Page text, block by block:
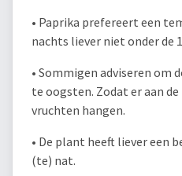
• Paprika prefereert een
nachts liever niet onder de
• Sommigen adviseren om
te oogsten. Zodat er aan
vruchten hangen.
• De plant heeft liever een
(te) nat.